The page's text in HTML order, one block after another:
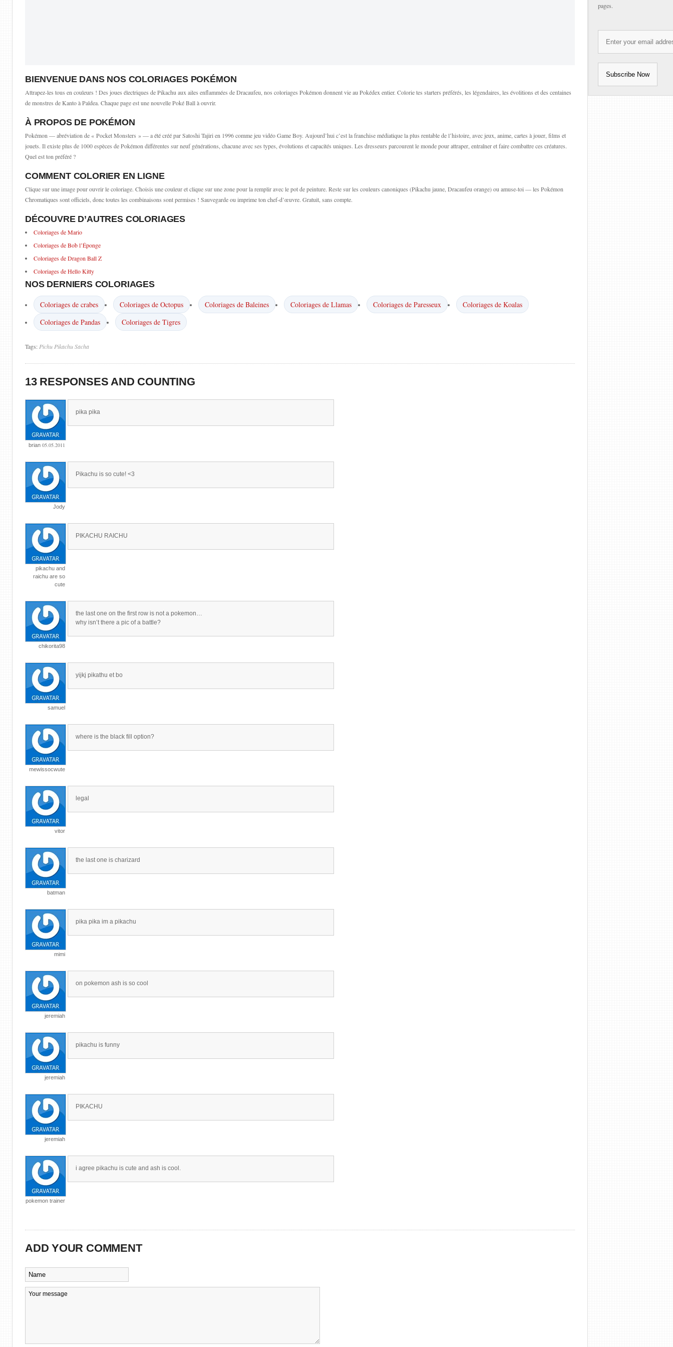
BIENVENUE DANS NOS COLORIAGES POKÉMON
Attrapez-les tous en couleurs ! Des joues électriques de Pikachu aux ailes enflammées de Dracaufeu, nos coloriages Pokémon donnent vie au Pokédex entier. Colorie tes starters préférés, les légendaires, les évolitions et des centaines
de monstres de Kanto à Paldea. Chaque page est une nouvelle Poké Ball à ouvrir.
À PROPOS DE POKÉMON
Pokémon — abréviation de « Pocket Monsters » — a été créé par Satoshi Tajiri en 1996 comme jeu vidéo Game Boy. Aujourd’hui c’est la franchise médiatique la plus rentable de l’histoire, avec jeux, anime, cartes à jouer, films et
jouets. Il existe plus de 1000 espèces de Pokémon différentes sur neuf générations, chacune avec ses types, évolutions et capacités uniques. Les dresseurs parcourent le monde pour attraper, entraîner et faire combattre ces créatures.
Quel est ton préféré ?
COMMENT COLORIER EN LIGNE
Clique sur une image pour ouvrir le coloriage. Choisis une couleur et clique sur une zone pour la remplir avec le pot de peinture. Reste sur les couleurs canoniques (Pikachu jaune, Dracaufeu orange) ou amuse-toi — les Pokémon
Chromatiques sont officiels, donc toutes les combinaisons sont permises ! Sauvegarde ou imprime ton chef-d’œuvre. Gratuit, sans compte.
DÉCOUVRE D’AUTRES COLORIAGES
Coloriages de Mario
Coloriages de Bob l’Éponge
Coloriages de Dragon Ball Z
Coloriages de Hello Kitty
NOS DERNIERS COLORIAGES
Coloriages de crabes Coloriages de Octopus Coloriages de Baleines Coloriages de Llamas Coloriages de Paresseux
Coloriages de Koalas
Coloriages de Pandas
Coloriages de Tigres
Tags: Pichu PikachuSacha
13 RESPONSES AND COUNTING
brian 05.05.2011
pika pika
Jody
Pikachu is so cute! <3
pikachu and
raichu are so
cute
PIKACHU RAICHU
chikorita98
the last one on the first row is not a pokemon…
why isn’t there a pic of a battle?
samuel
yijkj pikathu et bo
mewissocwute
where is the black fill option?
vitor
legal
batman
the last one is charizard
mimi
pika pika im a pikachu
jeremiah
on pokemon ash is so cool
jeremiah
pikachu is funny
jeremiah
PIKACHU
pokemon trainer
i agree pikachu is cute and ash is cool.
ADD YOUR COMMENT
pages.